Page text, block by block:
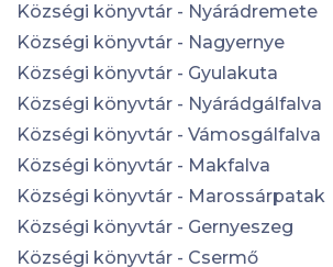
Községi könyvtár - Nyárádremete
Községi könyvtár - Nagyernye
Községi könyvtár - Gyulakuta
Községi könyvtár - Nyárádgálfalva
Községi könyvtár - Vámosgálfalva
Községi könyvtár - Makfalva
Községi könyvtár - Marossárpatak
Községi könyvtár - Gernyeszeg
Községi könyvtár - Csermő